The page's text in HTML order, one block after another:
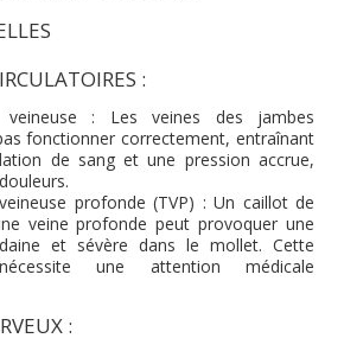
:
: Les veines des jambes
fonctionner correctement, entraînant
de sang et une pression accrue,
profonde (TVP) : Un caillot de
veine profonde peut provoquer une
et sévère dans le mollet. Cette
une attention médicale
: